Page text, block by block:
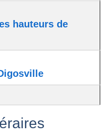
hauteurs de